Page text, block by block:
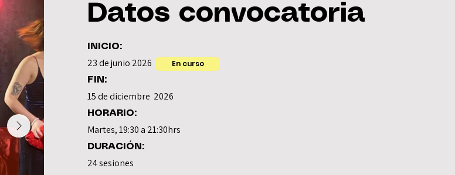
Datos convocatoria
INICIO:
23 de junio 2026
FIN:
15 de diciembre 2026
HORARIO:
Martes, 19:30 a 21:30hrs
DURACIÓN:
24 sesiones
En curso